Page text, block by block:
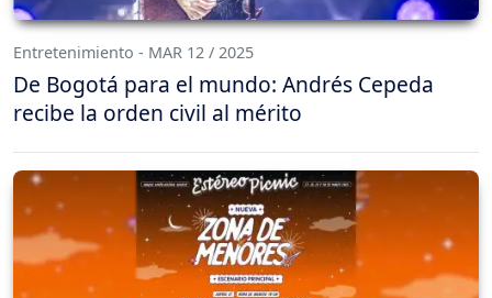
Entretenimiento - MAR 12 / 2025
De Bogotá para el mundo: Andrés Cepeda
recibe la orden civil al mérito